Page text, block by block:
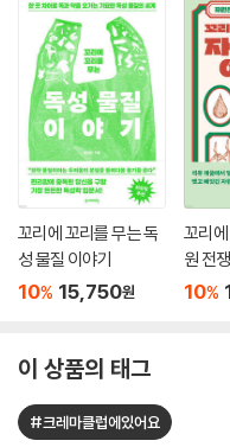
꼬리에 꼬리를 무는 독
성 물질 이야기
10% 15,750원
꼬리
원 전
10%
이 상품의 태그
#크레마클럽에있어요